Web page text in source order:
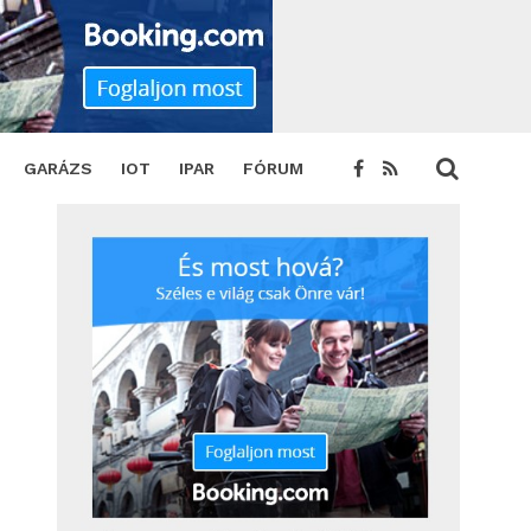
GARÁZS IOT IPAR FÓRUM
a holnapért idei győztesei
SHARE TWEET